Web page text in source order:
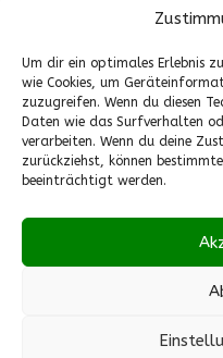
Um dir ein optimales Erlebnis
wie Cookies, um
zuzugreifen. Wenn du diesen
Daten wie das Surfverhalten
verarbeiten. Wenn du deine
zurückziehst, können
beeinträchtigt werden.
Waldkinder Ismaning e.V.
Dorfstraße 66
85737 Ismaning
Tel.: 089-41611244
(Mo.-Fr., 13-14.30 Uhr):
info@waldkinder-